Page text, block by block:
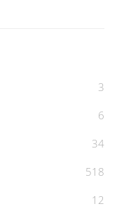
3
6
34
518
12